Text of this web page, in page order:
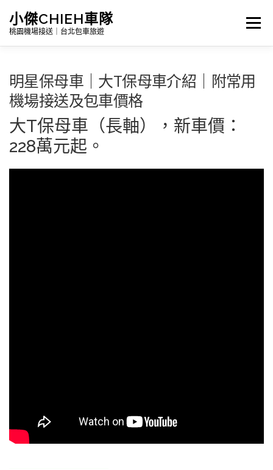
至
主
內
容
小傑CHIEH車隊
桃園機場接送｜台北包車旅遊
選單
Search
首頁 公告訊息｜最新消息
明星保母車｜大T保母車介紹｜附常用
機場接送及包車價格
大T保母車（長軸），新車價：
228萬元起。